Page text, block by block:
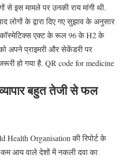
से इस मामले पर उनकी राय मांगी थी.
लोगों के द्वारा दिए गए सुझाव के अनुसार
एक्ट के रूल 96 के H2 के
अपने प्राइमरी और सेकेंडरी पर
हो गया है. QR code for medicine
बहुत तेजी से फल
Health Organisation की रिपोर्ट के
आय वाले देशों में नकली दवा का